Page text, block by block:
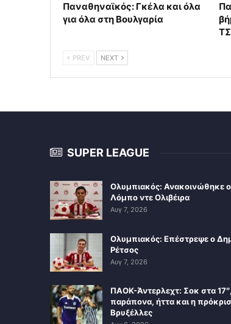
Παναθηναϊκός: Γκέλα και όλα
για όλα στη Βουλγαρία
PREV NEXT
SUPER LEAGUE
Ολυμπιακός: Ανακοινώθηκε ο
Λόμπο ντε Ολιβέιρα
Αυγ 7, 2026
Ολυμπιακός: Επέστρεψε ο
Ρέτσος
Αυγ 7, 2026
ΠΑΟΚ-Άντερλεχτ: Σοκ στα 17″,
παράπονα, ήττα και η
Βρυξέλλες